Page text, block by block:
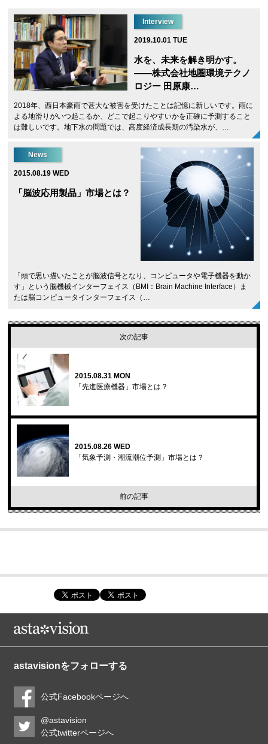
Interview
2019.10.01 TUE
水を、未来を解き明かす。
——株式会社地圏環境テクノ
ロジー 田原康…
2018年、西日本豪雨で甚大な被害を受けたことは記憶に新しいです。雨に
よる地滑りがいつ起こるか、どこで起こりやすいかを正確に予測すること
は難しいです。地下水の問題では、高度経済成長期の汚染水が、…
News
2015.08.19 WED
「脳波応用製品」市場とは？
「頭で思い描いたことが脳波信号となり、コンピュータや電子機器を動か
す」という脳機械インターフェイス（BMI：Brain Machine Interface）ま
たは脳コンピュータインターフェイス（…
次の記事
2015.08.31 MON
「先進医療機器」市場とは？
2015.08.26 WED
「気象予測・潮流潮位予測」市場とは？
前の記事
astavisionをフォローする
公式Facebookページへ
@astavision
公式twitterページへ